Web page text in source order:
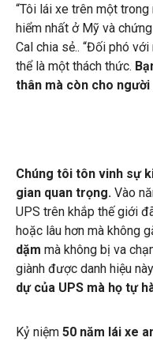
“Tôi lái xe trên một
hiểm nhất ở Mỹ và
Cal chia sẻ.. “Đối phó
thể là một thách thức.
thân mà còn cho người
Chúng tôi tôn vinh sự
gian quan trọng. Vào
UPS trên khắp thế giới
hoặc lâu hơn mà không
dặm mà không bị va
giành được danh hiệu
dự của UPS mà họ tự
Kỷ niệm 50 năm lái xe